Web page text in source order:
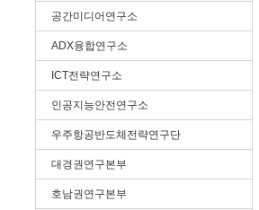
공간미디어연구소
ADX융합연구소
ICT전략연구소
인공지능안전연구소
우주항공반도체전략연구단
대경권연구본부
호남권연구본부